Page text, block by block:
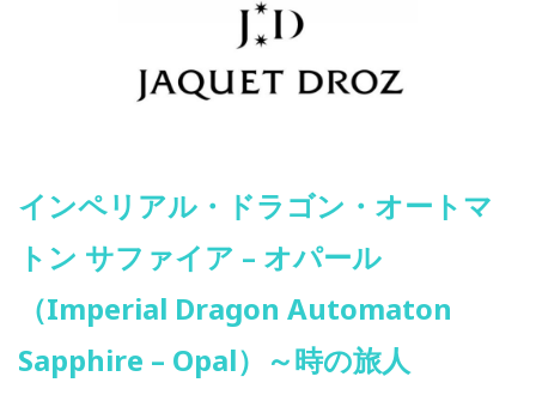
インペリアル・ドラゴン・オートマ
トン サファイア – オパール
（Imperial Dragon Automaton
Sapphire – Opal） ～時の旅人